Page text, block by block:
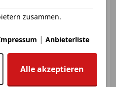
150 kW (204 PS)
Allrad, Sportfahrwerk, Laserlicht, Anhängerkupplung, Sportsitze, Scheinwerferreinigung, Sportpaket, 3-Zonen-Klimaautomatik
zusammen.
| Anbieterliste
Alle akzeptieren